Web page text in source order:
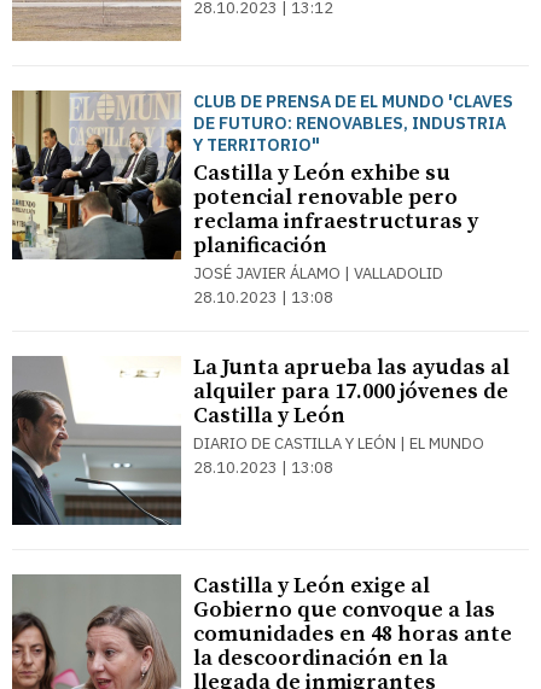
28.10.2023 | 13:12
CLUB DE PRENSA DE EL MUNDO 'CLAVES
DE FUTURO: RENOVABLES, INDUSTRIA
Y TERRITORIO"
Castilla y León exhibe su
potencial renovable pero
reclama infraestructuras y
planificación
JOSÉ JAVIER ÁLAMO | VALLADOLID
28.10.2023 | 13:08
La Junta aprueba las ayudas al
alquiler para 17.000 jóvenes de
Castilla y León
DIARIO DE CASTILLA Y LEÓN | EL MUNDO
28.10.2023 | 13:08
Castilla y León exige al
Gobierno que convoque a las
comunidades en 48 horas ante
la descoordinación en la
llegada de inmigrantes